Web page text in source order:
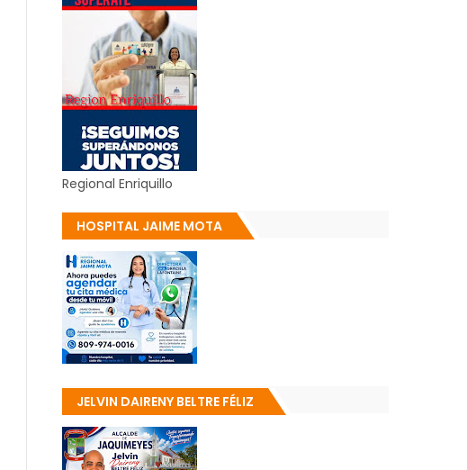
Regional Enriquillo
HOSPITAL JAIME MOTA
JELVIN DAIRENY BELTRE FÉLIZ